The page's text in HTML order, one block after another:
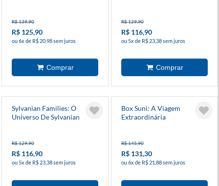
R$ 139,90
R$ 125,90
ou 6x de R$ 20,98 sem juros
R$ 129,90
R$ 116,90
ou 5x de R$ 23,38 sem juros
Sylvanian Families: O
Universo De Sylvanian
R$ 129,90
R$ 116,90
ou 5x de R$ 23,38 sem juros
Box Suni: A Viagem
Extraordinária
R$ 145,90
R$ 131,30
ou 6x de R$ 21,88 sem juros